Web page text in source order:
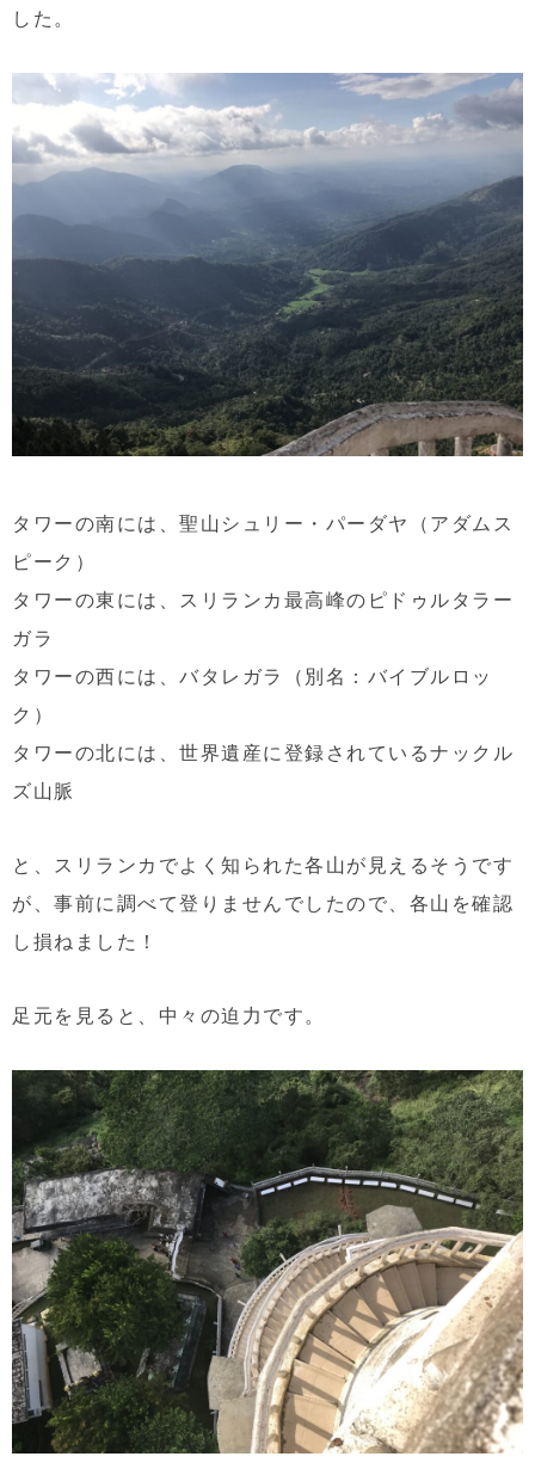
した。
タワーの南には、聖山シュリー・パーダヤ（アダムス
ピーク）
タワーの東には、スリランカ最高峰のピドゥルタラー
ガラ
タワーの西には、バタレガラ（別名：バイブルロッ
ク）
タワーの北には、世界遺産に登録されているナックル
ズ山脈
と、スリランカでよく知られた各山が見えるそうです
が、事前に調べて登りませんでしたので、各山を確認
し損ねました！
足元を見ると、中々の迫力です。